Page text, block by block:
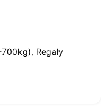
700kg), Regały